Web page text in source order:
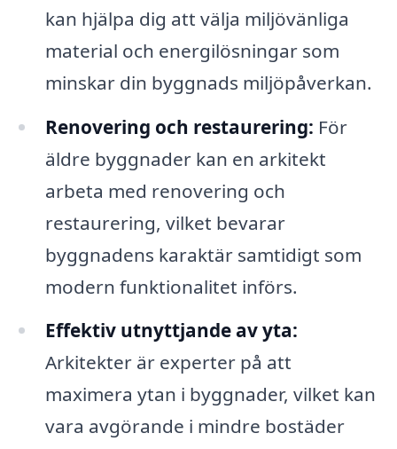
kan hjälpa dig att välja miljövänliga
material och energilösningar som
minskar din byggnads miljöpåverkan.
Renovering och restaurering: För
äldre byggnader kan en arkitekt
arbeta med renovering och
restaurering, vilket bevarar
byggnadens karaktär samtidigt som
modern funktionalitet införs.
Effektiv utnyttjande av yta:
Arkitekter är experter på att
maximera ytan i byggnader, vilket kan
vara avgörande i mindre bostäder